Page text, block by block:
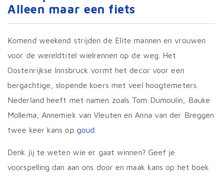
Alleen maar een fiets
Komend weekend strijden de Elite mannen en vrouwen
voor de wereldtitel wielrennen op de weg. Het
Oostenrijkse Innsbruck vormt het decor voor een
bergachtige, slopende koers met veel hoogtemeters.
Nederland heeft met namen zoals Tom Dumoulin, Bauke
Mollema, Annemiek van Vleuten en Anna van der Breggen
twee keer kans op goud
Denk jij te weten wie er gaat winnen? Geef je
voorspelling dan aan ons door en maak kans op het boek